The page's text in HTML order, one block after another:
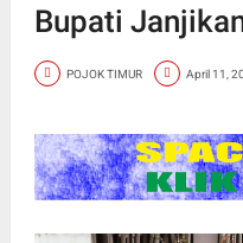
Bupati
POJOK TIMUR April 11,